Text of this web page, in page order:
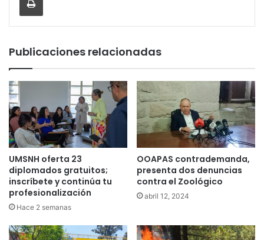
Publicaciones relacionadas
UMSNH oferta 23
diplomados gratuitos;
inscríbete y continúa tu
profesionalización
Hace 2 semanas
OOAPAS contrademanda,
presenta dos denuncias
contra el Zoológico
abril 12, 2024